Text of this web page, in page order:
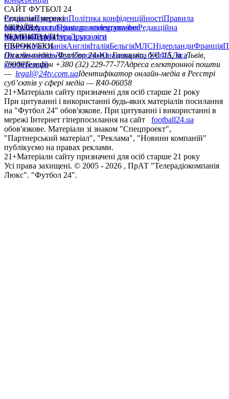
САЙТ ФУТБОЛ 24
РедакціяПрогнозиПолітика конфіденційностіПравила
сайтуКонтактиПравила коментуванняРедакційна
політикаСтруктура власності
Соціальні мережі
facebookxyoutubeinstagramtelegramviber
УКРАЇНА
УкраїнаПерша лігаДруга ліга
ЧЕМПІОНАТИ
НімеччинаІспаніяАнгліяІталіяБельгіяМЛСНідерландиФранція
ЄВРОКУБКИ
Ліга чемпіонівЛіга ЄвропиЮнацька ліга УЄФАЛіга
конференцій
Онлайн-медіа «Футбол 24»пл. Галицька, буд. 15, м. Львів,
79008Телефон +380 (32) 229-77-77Адреса електронної пошти
— legal@24tv.com.uaІдентифікатор онлайн-медіа в Реєстрі
суб’єктів у сфері медіа — R40-06058
21+Матеріали сайту призначені для осіб старше 21 року
При цитуванні і використанні будь-яких матеріалів посилання
на "Футбол 24" обов'язкове. При цитуванні і використанні в
мережі Інтернет гіперпосилання на сайт
football24.ua
обов'язкове. Матеріали зі знаком "Спецпроект",
"Партнерський матеріал", "Реклама", "Новини компаній"
публікуємо на правах реклами.
21+Матеріали сайту призначені для осіб старше 21 року
Усi права захищенi. © 2005 - 2026 , ПрАТ "Телерадіокомпанія
Люкс". "Футбол 24".